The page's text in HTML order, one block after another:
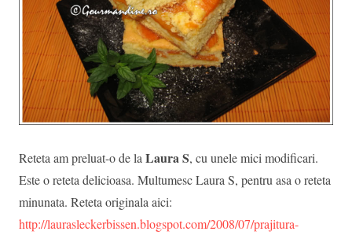
Reteta am preluat-o de la Laura S, cu unele mici modificari.
Este o reteta delicioasa. Multumesc Laura S, pentru asa o reteta
minunata. Reteta originala aici:
http://laurasleckerbissen.blogspot.com/2008/07/prajitura-